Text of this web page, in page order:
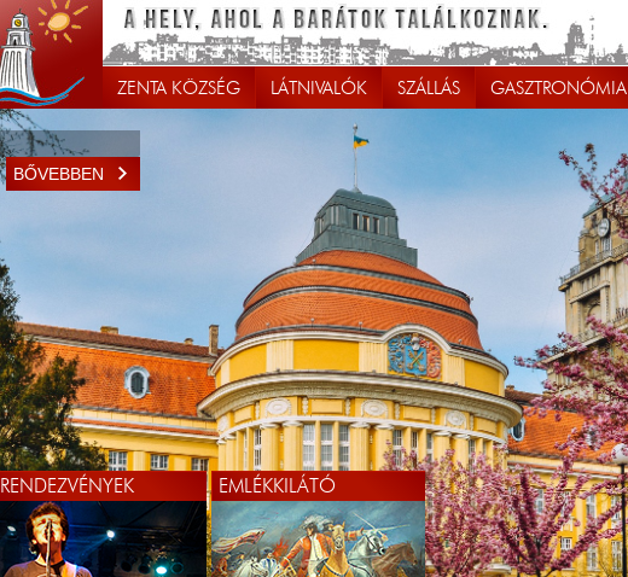
ZENTA KÖZSÉG LÁTNIVALÓK SZÁLLÁS GASZTRONÓMIA
BŐVEBBEN
RENDEZVÉNYEK EMLÉKKILÁTÓ